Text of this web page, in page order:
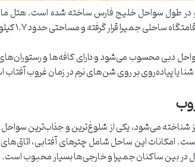
و در طول سواحل خلیج فارس ساخته شده است. هتل
جمیرا قرار گرفته و مساحتی حدود ۱.۷ کیلومتر را پوشش می‌دهد.
دبی محسوب می‌شود و دارای کافه‌ها و
یا پیاده‌روی بر روی شن‌های نرم در زمان غروب
می‌شود، یکی از شلوغ‌ترین و جذاب‌ترین سواحل
امکانات این ساحل شامل چترهای آفتابی،